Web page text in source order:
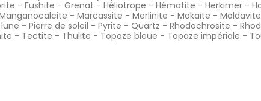
- Fushite - Grenat - Héliotrope - Hématite - Herkimer -
- Marcassite - Merlinite - Mokaïte - Moldavite
- Pierre de soleil - Pyrite - Quartz - Rhodochrosite -
- Tectite - Thulite - Topaze bleue - Topaze impériale -